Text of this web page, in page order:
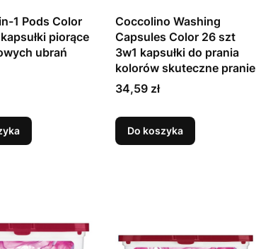
1 Pods Color
piorące
ubrań
Coccolino Washing
Capsules Color 26 szt
3w1 kapsułki do prania
kolorów skuteczne pranie
Cena
34,59 zł
Do koszyka